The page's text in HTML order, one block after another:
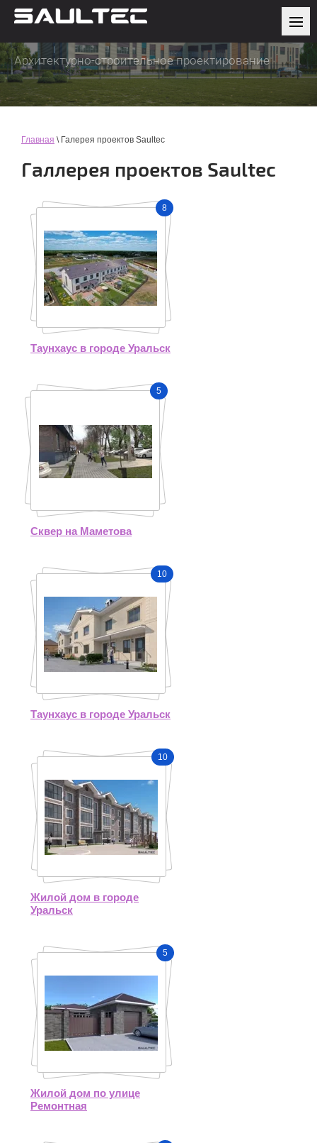
Архитектурно-строительное проектирование
Главная \ Галерея проектов Saultec
Галлерея проектов Saultec
8
Таунхаус в городе Уральск
5
Сквер на Маметова
10
Таунхаус в городе Уральск
10
Жилой дом в городе
Уральск
5
Жилой дом по улице
Ремонтная